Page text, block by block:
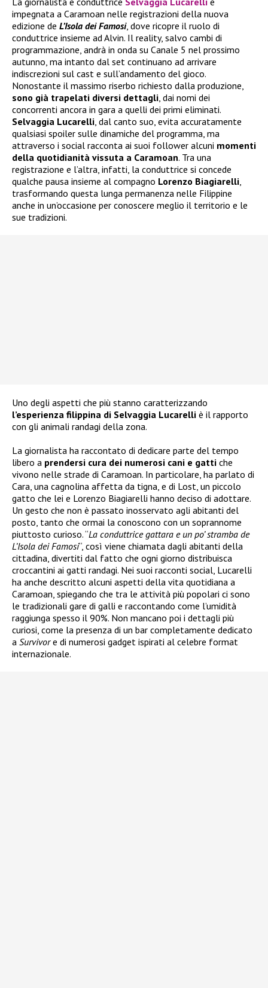
impegnata a Caramoan nelle registrazioni della nuova
edizione de L’Isola dei Famosi, dove ricopre il ruolo di
conduttrice insieme ad Alvin. Il reality, salvo cambi di
programmazione, andrà in onda su Canale 5 nel prossimo
autunno, ma intanto dal set continuano ad arrivare
indiscrezioni sul cast e sull’andamento del gioco.
Nonostante il massimo riserbo richiesto dalla produzione,
sono già trapelati diversi dettagli, dai nomi dei
concorrenti ancora in gara a quelli dei primi eliminati.
Selvaggia Lucarelli, dal canto suo, evita accuratamente
qualsiasi spoiler sulle dinamiche del programma, ma
attraverso i social racconta ai suoi follower alcuni momenti
della quotidianità vissuta a Caramoan. Tra una
registrazione e l’altra, infatti, la conduttrice si concede
qualche pausa insieme al compagno Lorenzo Biagiarelli,
trasformando questa lunga permanenza nelle Filippine
anche in un’occasione per conoscere meglio il territorio e le
sue tradizioni.
Uno degli aspetti che più stanno caratterizzando
l’esperienza filippina di Selvaggia Lucarelli è il rapporto
con gli animali randagi della zona.
La giornalista ha raccontato di dedicare parte del tempo
libero a prendersi cura dei numerosi cani e gatti che
vivono nelle strade di Caramoan. In particolare, ha parlato di
Cara, una cagnolina affetta da tigna, e di Lost, un piccolo
gatto che lei e Lorenzo Biagiarelli hanno deciso di adottare.
Un gesto che non è passato inosservato agli abitanti del
posto, tanto che ormai la conoscono con un soprannome
piuttosto curioso. “La conduttrice gattara e un po’ stramba de
L’Isola dei Famosi“, così viene chiamata dagli abitanti della
cittadina, divertiti dal fatto che ogni giorno distribuisca
croccantini ai gatti randagi. Nei suoi racconti social, Lucarelli
ha anche descritto alcuni aspetti della vita quotidiana a
Caramoan, spiegando che tra le attività più popolari ci sono
le tradizionali gare di galli e raccontando come l’umidità
raggiunga spesso il 90%. Non mancano poi i dettagli più
curiosi, come la presenza di un bar completamente dedicato
a Survivore di numerosi gadget ispirati al celebre format
internazionale.